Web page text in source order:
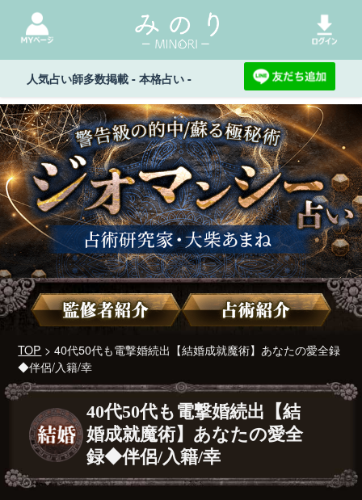
人気占い師多数掲載 - 本格占い -
TOP > 40代50代も電撃婚続出【結婚成就魔術】あなたの愛全録
◆伴侶/入籍/幸
40代50代も電撃婚続出【結
婚成就魔術】あなたの愛全
録◆伴侶/入籍/幸